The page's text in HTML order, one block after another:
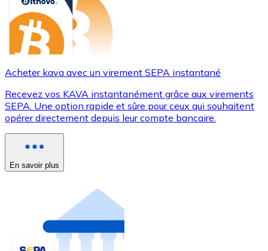
Acheter kava avec un virement SEPA instantané
Recevez vos KAVA instantanément grâce aux virements
SEPA. Une option rapide et sûre pour ceux qui souhaitent
opérer directement depuis leur compte bancaire.
En savoir plus